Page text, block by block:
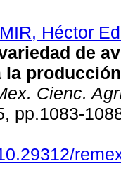
Héctor
de
la
Cienc.
pp.1083-